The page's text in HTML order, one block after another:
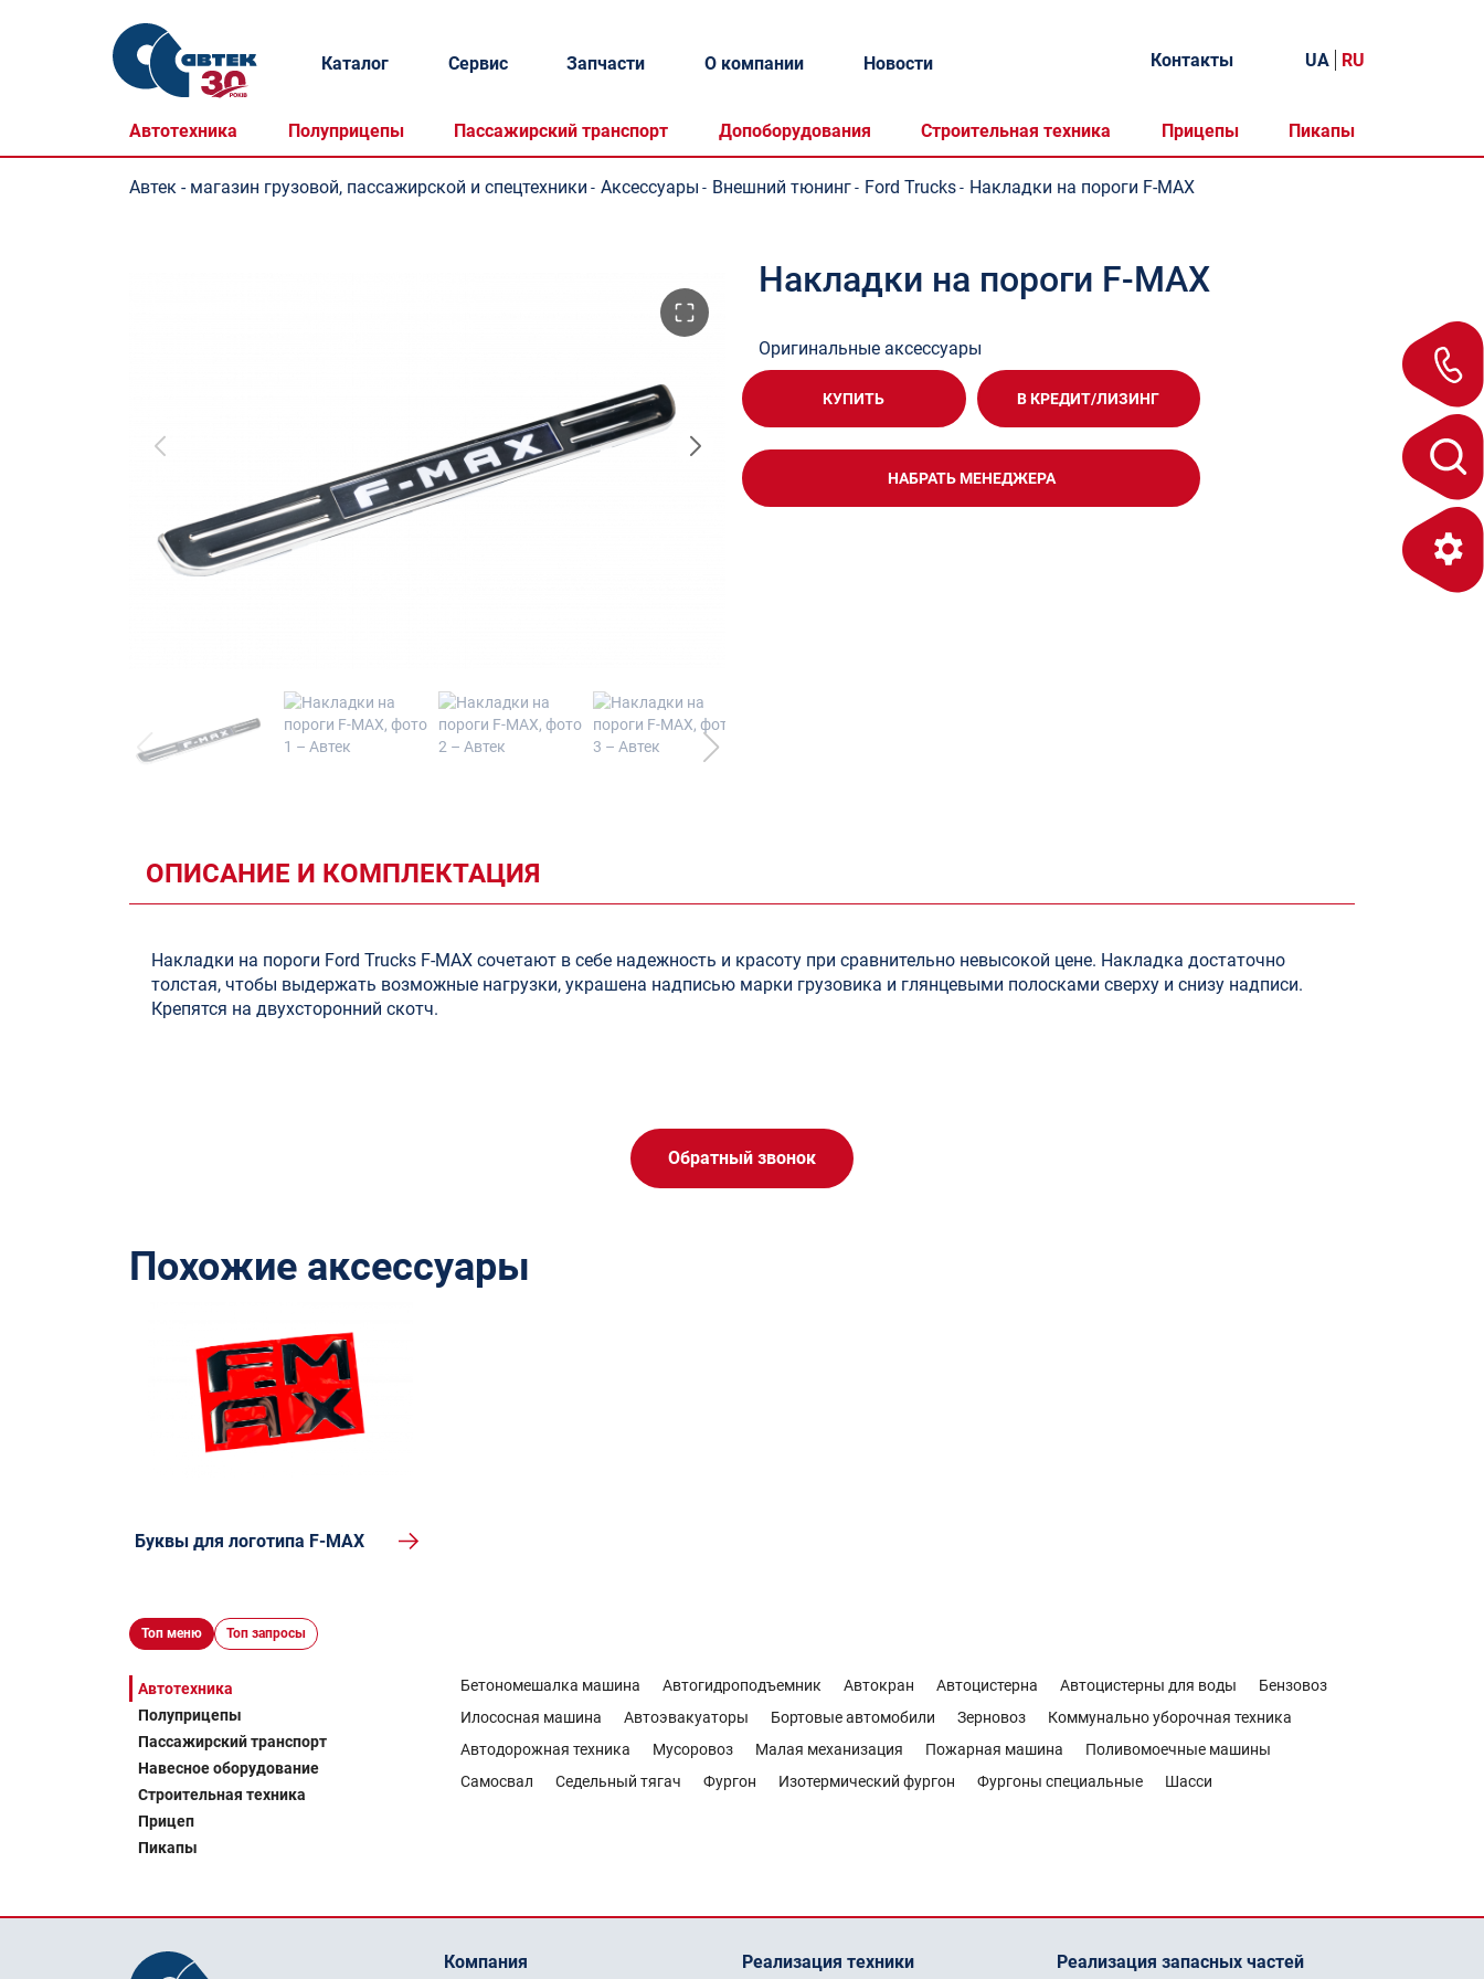
Каталог
Автотехника Полуприцепы Пассажирский транспорт Допоборудования Строительная техника Прицепы Пикапы
Сервис Запчасти О компании Новости Контакты UA RU
Автек - магазин грузовой, пассажирской и спецтехники - Аксессуары - Внешний тюнинг- Ford Trucks- Накладки на пороги F-MAX
Накладки на пороги F-MAX
Оригинальные аксессуары
КУПИТЬ В КРЕДИТ/ЛИЗИНГ
НАБРАТЬ МЕНЕДЖЕРА
ОПИСАНИЕ И КОМПЛЕКТАЦИЯ
Накладки на пороги Ford Trucks F-MAX сочетают в себе надежность и красоту при сравнительно невысокой цене. Накладка достаточно
толстая, чтобы выдержать возможные нагрузки, украшена надписью марки грузовика и глянцевыми полосками сверху и снизу надписи.
Крепятся на двухсторонний скотч.
Обратный звонок
Похожие аксессуары
Буквы для логотипа F-MAX
Топ меню Топ запросы
Автотехника
Полуприцепы
Пассажирский транспорт
Навесное оборудование
Строительная техника
Прицеп
Пикапы
Бетономешалка машина Автогидроподъемник Автокран Автоцистерна Автоцистерны для воды
Бензовоз
Илососная машина
Автоэвакуаторы Бортовые автомобили Зерновоз
Коммунально уборочная техника
Автодорожная техника
Мусоровоз Малая механизация Пожарная машина
Поливомоечные машины
Самосвал
Седельный тягач Фургон Изотермический фургон Фургоны специальные Шасси
Компания Реализация техники Реализация запасных частей